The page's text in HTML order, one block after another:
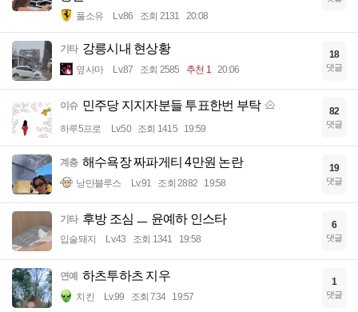
풀소유 Lv.86 조회 2131 20:08
기타 강릉시내 현상황
옆사마 Lv.87 조회 2585 추천 1 20:06
18
댓글
이슈 민주당 지지자분들 투표한번 부탁
하루5프로 Lv.50 조회 1415 19:59
82
댓글
계층 해수욕장 짜파게티 4만원 논란
낭만블루스 Lv.91 조회 2882 19:58
19
댓글
기타 후방 조심 ㅡ 윤예하 인스타
입술돼지 Lv.43 조회 1341 19:58
6
댓글
연예 하츠투하츠 지우
치킨 Lv.99 조회 734 19:57
1
댓글